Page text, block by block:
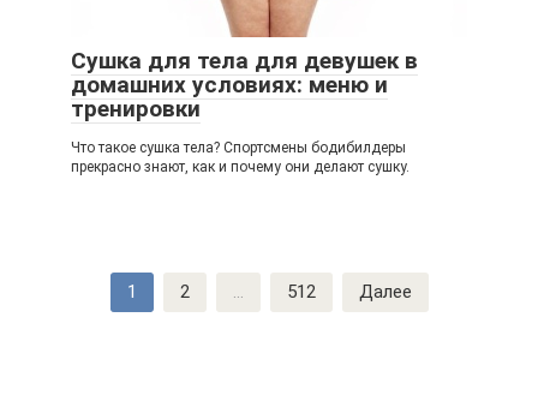
Сушка для тела для девушек в
домашних условиях: меню и
тренировки
Что такое сушка тела? Спортсмены бодибилдеры
прекрасно знают, как и почему они делают сушку.
1 2 ... 512 Далее